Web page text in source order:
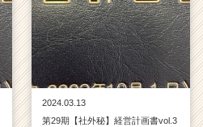
2024.03.13
第29期【社外秘】経営計画書vol.3